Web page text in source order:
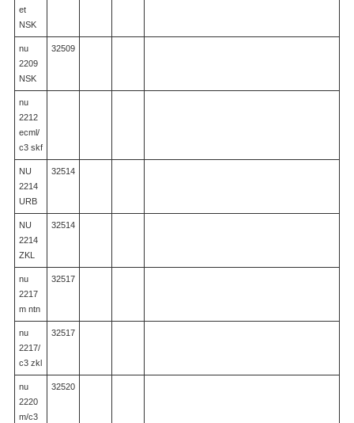
et
NSK
nu
2209
NSK
32509
nu
2212
ecml/
c3 skf
NU
2214
URB
32514
NU
2214
ZKL
32514
nu
2217
m ntn
32517
nu
2217/
c3 zkl
32517
nu
2220
m/c3
32520